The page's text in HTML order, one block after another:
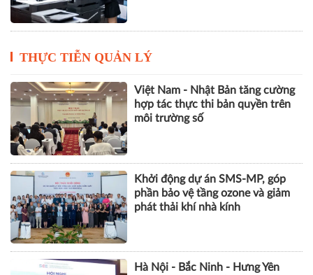
THỰC TIỄN QUẢN LÝ
Việt Nam - Nhật Bản tăng cường
hợp tác thực thi bản quyền trên
môi trường số
Khởi động dự án SMS-MP, góp
phần bảo vệ tầng ozone và giảm
phát thải khí nhà kính
Hà Nội - Bắc Ninh - Hưng Yên